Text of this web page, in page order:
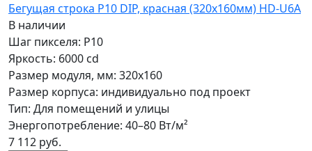
Бегущая строка Р10 DIP, красная (320x160мм) HD-U6A
В наличии
Шаг пикселя: P10
Яркость: 6000 cd
Размер модуля, мм: 320x160
Размер корпуса: индивидуально под проект
Тип: Для помещений и улицы
Энергопотребление: 40–80 Вт/м²
7 112 руб.